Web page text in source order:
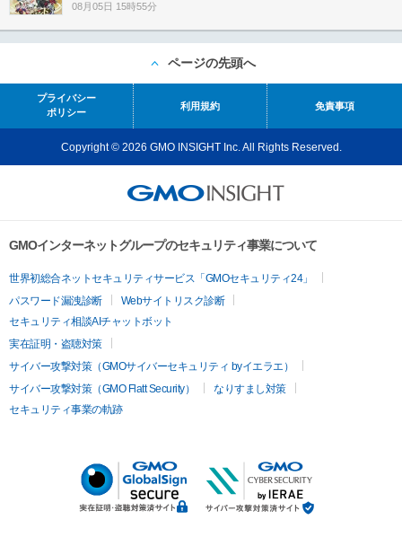
08月05日 15時55分
ページの先頭へ
プライバシー
ポリシー
利用規約 免責事項
Copyright © 2026 GMO INSIGHT Inc. All Rights Reserved.
GMOインターネットグループのセキュリティ事業について
世界初総合ネットセキュリティサービス「GMOセキュリティ24」
パスワード漏洩診断
Webサイトリスク診断
セキュリティ相談AIチャットボット
実在証明・盗聴対策
サイバー攻撃対策（GMOサイバーセキュリティ byイエラエ）
サイバー攻撃対策（GMO Flatt Security）
なりすまし対策
セキュリティ事業の軌跡